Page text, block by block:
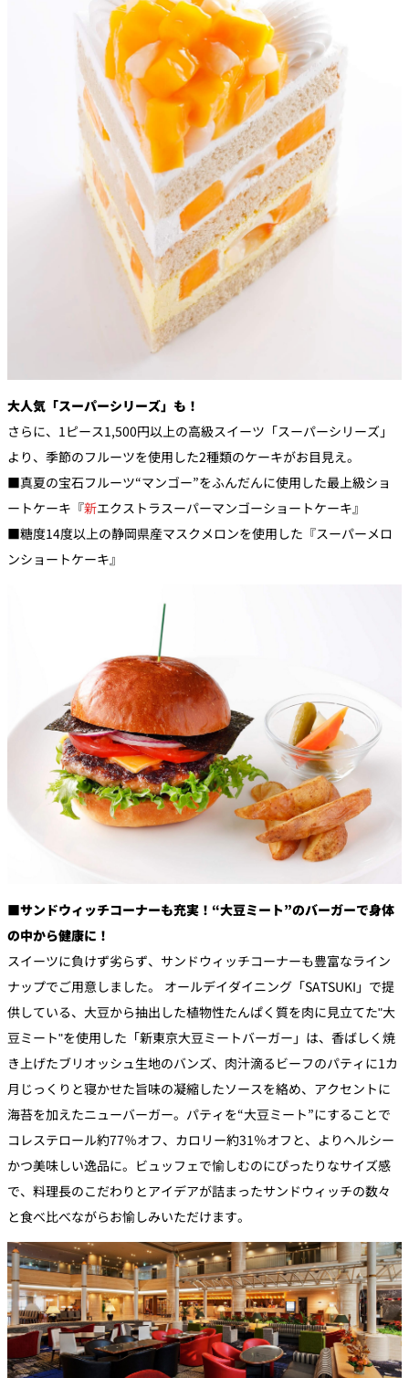
大人気「スーパーシリーズ」も！
さらに、1ピース1,500円以上の高級スイーツ「スーパーシリーズ」
より、季節のフルーツを使用した2種類のケーキがお目見え。
■真夏の宝石フルーツ“マンゴー”をふんだんに使用した最上級ショ
ートケーキ『新エクストラスーパーマンゴーショートケーキ』
■糖度14度以上の静岡県産マスクメロンを使用した『スーパーメロ
ンショートケーキ』
■サンドウィッチコーナーも充実！“大豆ミート”のバーガーで身体
の中から健康に！
スイーツに負けず劣らず、サンドウィッチコーナーも豊富なライン
ナップでご用意しました。 オールデイダイニング「SATSUKI」で提
供している、大豆から抽出した植物性たんぱく質を肉に見立てた"大
豆ミート"を使用した「新東京大豆ミートバーガー」は、香ばしく焼
き上げたブリオッシュ生地のバンズ、肉汁滴るビーフのパティに1カ
月じっくりと寝かせた旨味の凝縮したソースを絡め、アクセントに
海苔を加えたニューバーガー。パティを“大豆ミート”にすることで
コレステロール約77％オフ、カロリー約31％オフと、よりヘルシー
かつ美味しい逸品に。ビュッフェで愉しむのにぴったりなサイズ感
で、料理長のこだわりとアイデアが詰まったサンドウィッチの数々
と食べ比べながらお愉しみいただけます。